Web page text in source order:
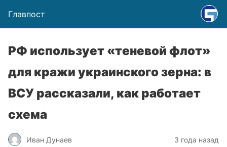
Главпост
РФ использует «теневой флот»
для кражи украинского зерна: в
ВСУ рассказали, как работает
схема
Иван Дунаев 3 года назад